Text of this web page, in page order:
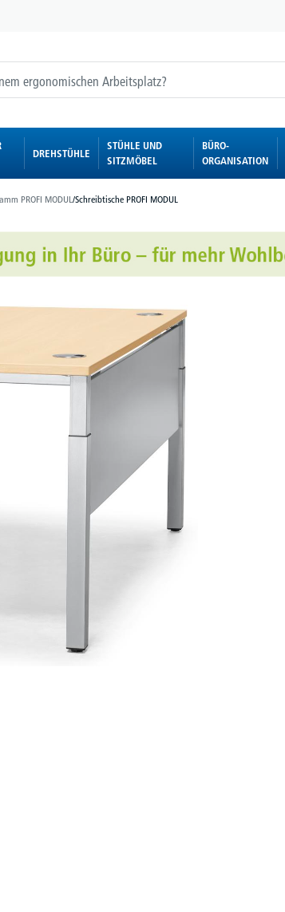
DREHSTÜHLE
STÜHLE UND
SITZMÖBEL
BÜRO-
ORGANISATION
PROFI MODUL/Schreibtische PROFI MODUL